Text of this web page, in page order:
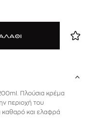
Πλούσια κρέμα
περιοχή του
και ελαφρά